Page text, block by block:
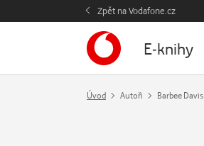
Zpět na Vodafone.cz
E-knihy
Úvod Autoři Barbee Davis